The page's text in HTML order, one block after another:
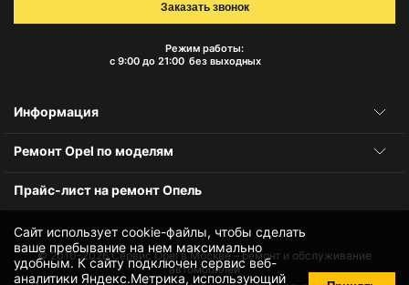
Сайт использует cookie-файлы, чтобы сделать
ваше пребывание на нем максимально
удобным. К cайту подключен сервис веб-
аналитики Яндекс.Метрика, использующий
Режим работы:
с 9:00 до 21:00 без выходных
Заказать звонок
Информация
Ремонт Opel по моделям
Прайс-лист на ремонт Опель
© 2010-2026Сервис Opel в Москве – ремонт и обслуживание
автомобилей